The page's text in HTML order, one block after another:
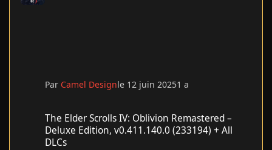
Par Camel Designle 12 juin 20251 a
The Elder Scrolls IV: Oblivion Remastered –
Deluxe Edition, v0.411.140.0 (233194) + All
DLCs